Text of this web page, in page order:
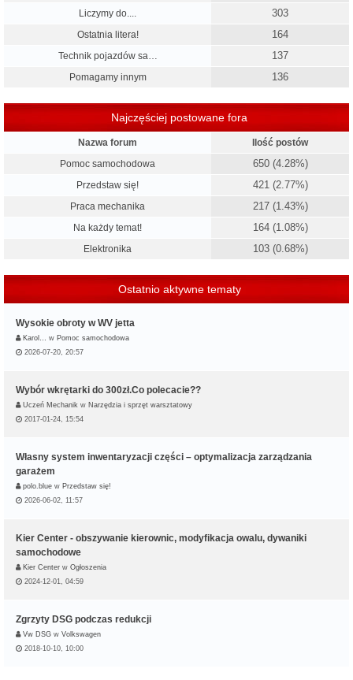
Liczymy do.... 303
Ostatnia litera! 164
Technik pojazdów sa… 137
Pomagamy innym 136
Najczęściej postowane fora
Nazwa forum
Ilość postów
Pomoc samochodowa
650 (4.28%)
Przedstaw się! 421 (2.77%)
Praca mechanika 217 (1.43%)
Na każdy temat! 164 (1.08%)
Elektronika 103 (0.68%)
Ostatnio aktywne tematy
Wysokie obroty w WV jetta
Karol… w Pomoc samochodowa
2026-07-20, 20:57
Wybór wkrętarki do 300zł.Co polecacie??
Uczeń Mechanik w Narzędzia i sprzęt warsztatowy
2017-01-24, 15:54
Własny system inwentaryzacji części – optymalizacja zarządzania
garażem
polo.blue w Przedstaw się!
2026-06-02, 11:57
Kier Center - obszywanie kierownic, modyfikacja owalu, dywaniki
samochodowe
Kier Center w Ogłoszenia
2024-12-01, 04:59
Zgrzyty DSG podczas redukcji
Vw DSG w Volkswagen
2018-10-10, 10:00